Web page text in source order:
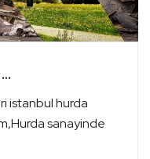
istanbul hurda
sanayinde